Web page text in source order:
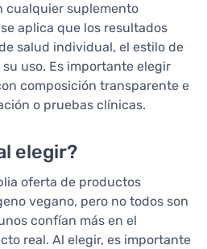
cualquier suplemento
aplica que los resultados
salud individual, el estilo de
uso. Es importante elegir
composición transparente e
o pruebas clínicas.
elegir?
oferta de productos
vegano, pero no todos son
confían más en el
real. Al elegir, es importante